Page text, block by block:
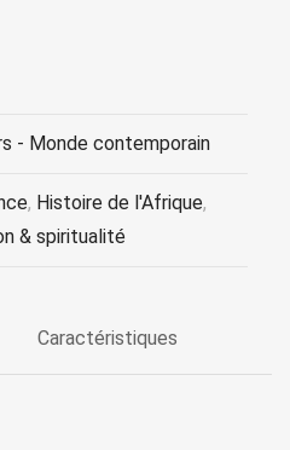
- Monde contemporain
, Histoire de l'Afrique,
& spiritualité
Caractéristiques